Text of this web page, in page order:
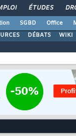
ÉTUDES
SGBD Office
DÉBATS WIKI